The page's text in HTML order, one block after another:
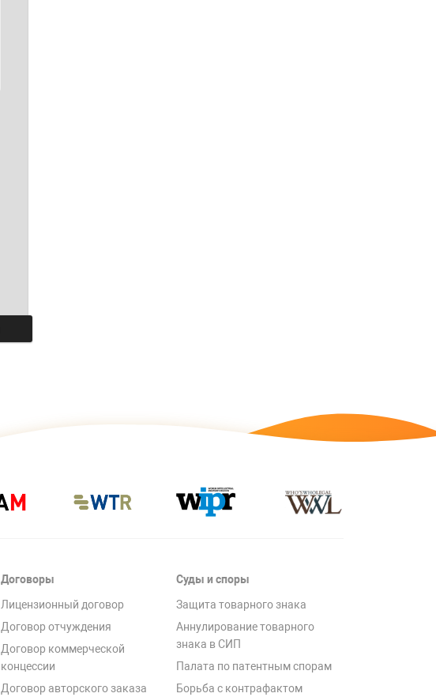
Договоры
Лицензионный договор
Договор отчуждения
Договор коммерческой
концессии
Договор авторского заказа
Суды и споры
Защита товарного знака
Аннулирование товарного
знака в СИП
Палата по патентным спорам
Борьба с контрафактом